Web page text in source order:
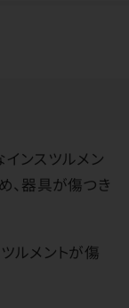
ンスツルメン
、器具が傷つき
ルメントが傷